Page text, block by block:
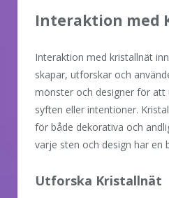
Interaktion med
Interaktion med kristallnät
skapar, utforskar och
mönster och designer för att
syften eller intentioner.
för både dekorativa och
varje sten och design har en
Utforska Kristallnät